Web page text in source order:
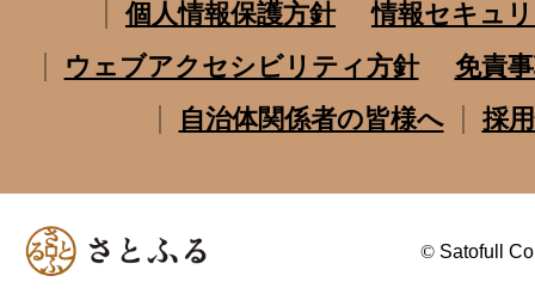
個人情報保護方針
情報セキュ
ウェブアクセシビリティ方針
免責
自治体関係者の皆様へ
採
© Satofull